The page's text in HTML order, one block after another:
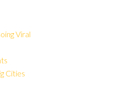
Viral
Cities